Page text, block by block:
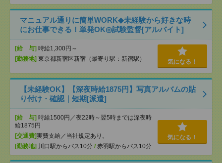
マニュアル通りに簡単WORK◆未経験から好きな時
にお仕事できる！単発OK◎試験監督[アルバイト]
[給 与] 時給1,300円～
[勤務地] 東京都新宿区新宿（最寄り駅：新宿駅） 気になる！
【未経験OK】【深夜時給1875円】写真アルバムの貼
り付け・確認｜短期[派遣]
[給 与] 時給1500円／夜22時～翌5時までは深夜時
給1875円
[交通費]実費支給／当社規定あり。
[勤務地] 川口駅からバス10分 / 赤羽駅からバス10分
気になる！